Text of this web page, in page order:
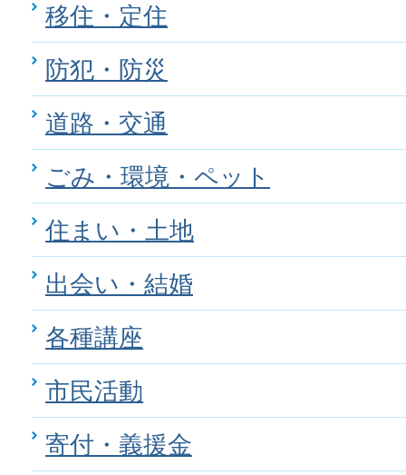
移住・定住
防犯・防災
道路・交通
ごみ・環境・ペット
住まい・土地
出会い・結婚
各種講座
市民活動
寄付・義援金